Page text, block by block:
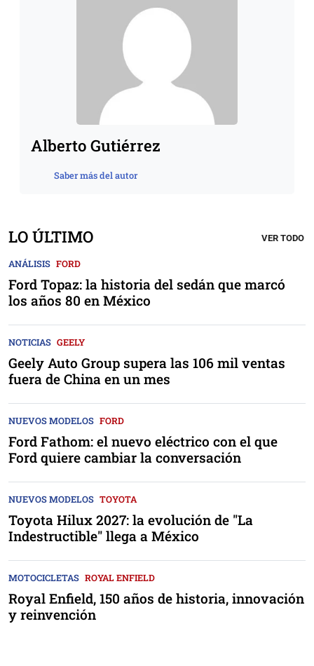
Alberto Gutiérrez
Saber más del autor
LO ÚLTIMO VER TODO
ANÁLISIS FORD
Ford Topaz: la historia del sedán que marcó
los años 80 en México
NOTICIAS GEELY
Geely Auto Group supera las 106 mil ventas
fuera de China en un mes
NUEVOS MODELOS FORD
Ford Fathom: el nuevo eléctrico con el que
Ford quiere cambiar la conversación
NUEVOS MODELOS TOYOTA
Toyota Hilux 2027: la evolución de "La
Indestructible" llega a México
MOTOCICLETAS ROYAL ENFIELD
Royal Enfield, 150 años de historia, innovación
y reinvención